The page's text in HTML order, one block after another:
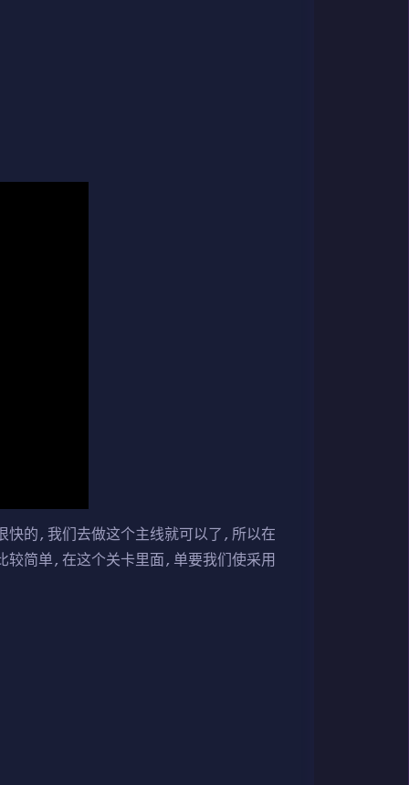
快的,我们去做这个主线就可以了,所以在
较简单,在这个关卡里面,单要我们使采用